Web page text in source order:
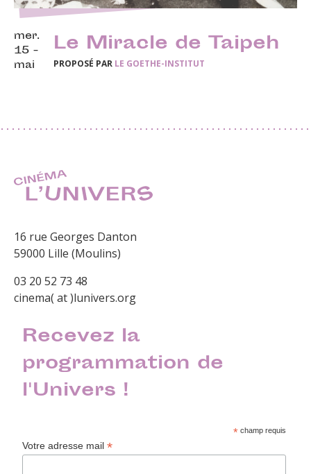
mer.
15 -
mai
Le Miracle de Taipeh
PROPOSÉ PAR LE GOETHE-INSTITUT
16 rue Georges Danton
59000 Lille (Moulins)
03 20 52 73 48
cinema( at )lunivers.org
Recevez la
programmation de
l'Univers !
* champ requis
Votre adresse mail*